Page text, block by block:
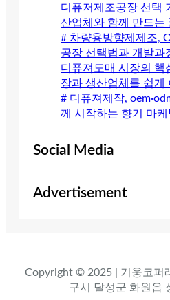
디퓨저제조공장 선택
산업체와 함께 만드는
# 차량용방향제제조,
공장 선택법과 개발과
디퓨져도매 시장의 핵
장과 생산업체를 쉽게
# 디퓨져제작,
께 시작하는 향기 마
Social Media
Advertisement
Copyright © 2025 | 기웅코퍼
구시 달성군 화원읍